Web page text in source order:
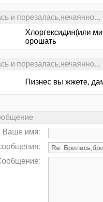
и порезалась,нечаянно...
Хлоргексидин(или
орошать
и порезалась,нечаянно...
Пизнес вы жжете,
Ваше имя: